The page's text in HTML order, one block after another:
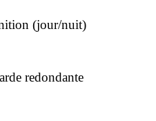
(jour/nuit)
redondante